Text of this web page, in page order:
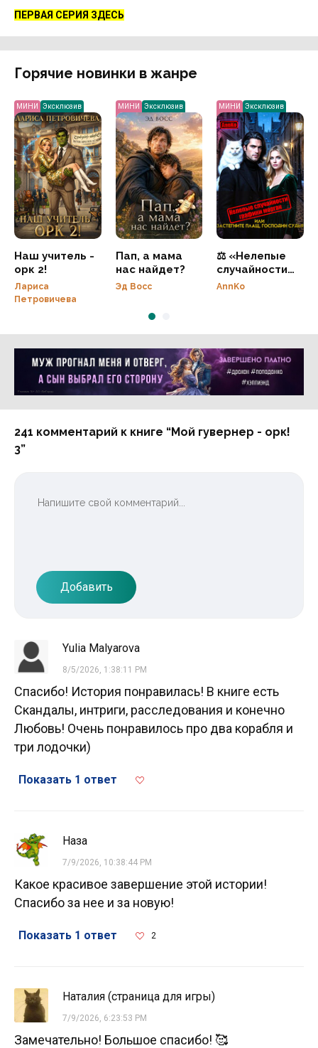
ПЕРВАЯ СЕРИЯ ЗДЕСЬ
Горячие новинки в жанре
МИНИ Эксклюзив
Наш учитель -
орк 2!
Лариса
Петровичева
МИНИ Эксклюзив
Пап, а мама
нас найдет?
Эд Восс
МИНИ Эксклюзив
⚖️ «Нелепые
случайности»
графини
Судья! 💥
AnnKo
Реклама 16+ АО «ЛитГород»
241 комментарий к книге “Мой гувернер - орк!
3”
Добавить
Yulia Malyarova
8/5/2026, 1:38:11 PM
Спасибо! История понравилась! В книге есть
Скандалы, интриги, расследования и конечно
Любовь! Очень понравилось про два корабля и
три лодочки)
Показать 1 ответ
Наза
7/9/2026, 10:38:44 PM
Какое красивое завершение этой истории!
Спасибо за нее и за новую!
Показать 1 ответ 2
Наталия (страница для игры)
7/9/2026, 6:23:53 PM
Замечательно! Большое спасибо! 🥰